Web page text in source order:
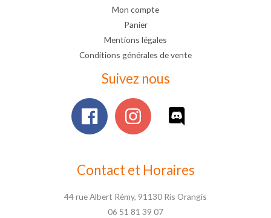
Mon compte
Panier
Mentions légales
Conditions générales de vente
Suivez nous
Contact et Horaires
44 rue Albert Rémy, 91130 Ris Orangis
06 51 81 39 07